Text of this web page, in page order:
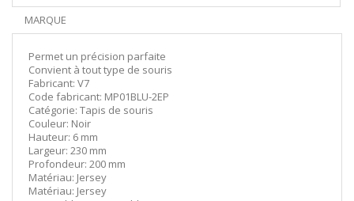
MARQUE
Permet un précision parfaite
Convient à tout type de souris
Fabricant: V7
Code fabricant: MP01BLU-2EP
Catégorie: Tapis de souris
Couleur: Noir
Hauteur: 6 mm
Largeur: 230 mm
Profondeur: 200 mm
Matériau: Jersey
Matériau: Jersey